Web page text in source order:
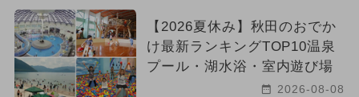
【2026夏休み】秋田のおでか
け最新ランキングTOP10温泉
プール・湖水浴・室内遊び場
2026-08-08